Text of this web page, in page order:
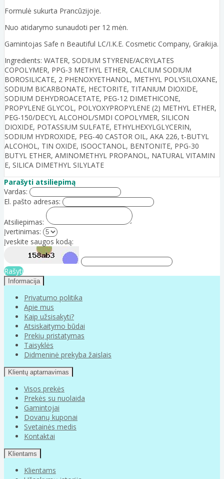
Formulė sukurta Prancūzijoje.
Nuo atidarymo sunaudoti per 12 mėn.
Gamintojas Safe n Beautiful LC/I.K.E. Cosmetic Company, Graikija.
Ingredients: WATER, SODIUM STYRENE/ACRYLATES
COPOLYMER, PPG-3 METHYL ETHER, CALCIUM SODIUM
BOROSILICATE, 2 PHENOXYETHANOL, METHYL POLYSILOXANE,
SODIUM BICARBONATE, HECTORITE, TITANIUM DIOXIDE,
SODIUM DEHYDROACETATE, PEG-12 DIMETHICONE,
PROPYLENE GLYCOL, POLYOXYPROPYLENE (2) METHYL ETHER,
PEG-150/DECYL ALCOHOL/SMDI COPOLYMER, SILICON
DIOXIDE, POTASSIUM SULFATE, ETHYLHEXYLGLYCERIN,
SODIUM HYDROXIDE, PEG-40 CASTOR OIL, AKA 226, t-BUTYL
ALCOHOL, TIN OXIDE, ISOOCTANOL, BENTONITE, PPG-30
BUTYL ETHER, AMINOMETHYL PROPANOL, NATURAL VITAMIN
E, SILICA DIMETHYL SILYLATE
Parašyti atsiliepimą
Vardas:
El. pašto adresas:
Atsiliepimas:
Įvertinimas:
Įveskite saugos kodą:
Rašyti
Informacija
Privatumo politika
Apie mus
Kaip užsisakyti?
Atsiskaitymo būdai
Prekių pristatymas
Taisyklės
Didmeninė prekyba žaislais
Klientų aptarnavimas
Visos prekės
Prekės su nuolaida
Gamintojai
Dovanų kuponai
Svetainės medis
Kontaktai
Klientams
Klientams